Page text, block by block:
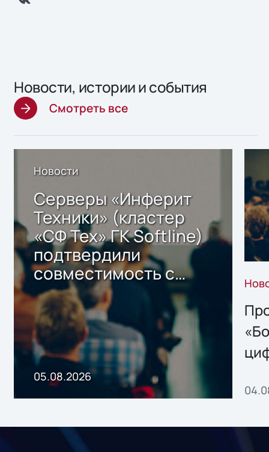
Новости, истории и события
Смотреть все
Новости
Серверы «Инферит
Техники» (кластер
«СФ Тех» ГК Softline)
подтвердили
совместимость с
решением Sharx
Storage 2.x для
хранения данных
05.08.2026